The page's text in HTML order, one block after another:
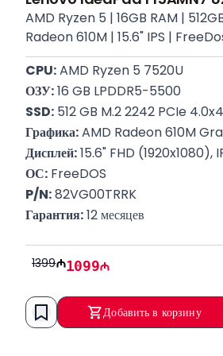
AMD Ryzen 5 | 16GB RAM |
Radeon 610M | 15.6" IPS |
CPU: AMD Ryzen 5 7520U
ОЗУ: 16 GB LPDDR5-5500
SSD: 512 GB M.2 2242 PCIe
Графика: AMD Radeon 610M
Дисплей: 15.6" FHD (1920x1080),
ОС: FreeDOS
P/N: 82VG00TRRK
Гарантия: 12 месяцев
1399 1099
Добавить в корзину